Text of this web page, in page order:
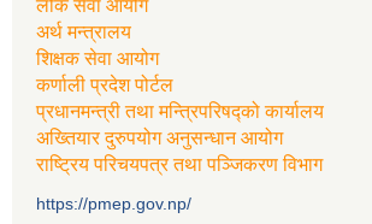
लोक सेवा आयोग
अर्थ मन्त्रालय
शिक्षक सेवा आयोग
कर्णाली प्रदेश पोर्टल
प्रधानमन्त्री तथा मन्त्रिपरिषद्को कार्यालय
अख्तियार दुरुपयोग अनुसन्धान आयोग
राष्ट्रिय परिचयपत्र तथा पञ्जिकरण विभाग
https://pmep.gov.np/